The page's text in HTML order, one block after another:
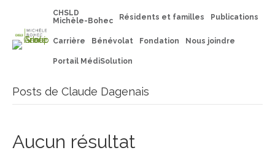
CHSLD
Michèle-Bohec
Résidents et familles Publications
Carrière Bénévolat Fondation Nous joindre
Portail MédiSolution
Posts de Claude Dagenais
Aucun résultat